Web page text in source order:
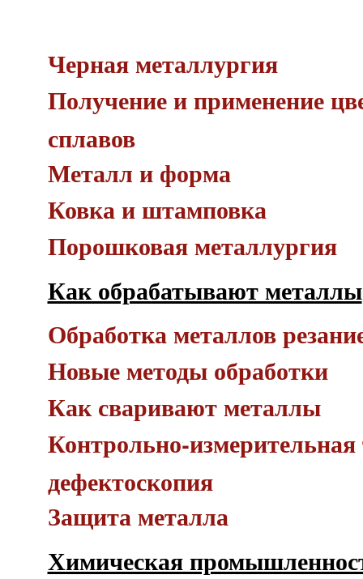
Черная металлургия
Получение и применение
сплавов
Металл и форма
Ковка и штамповка
Порошковая металлургия
Как обрабатывают металлы
Обработка металлов
Новые методы обработки
Как сваривают металлы
Контрольно-измерительная
дефектоскопия
Защита металла
Химическая